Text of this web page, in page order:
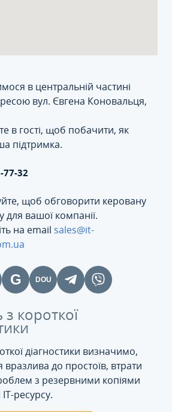
в центральній частині
вул. Євгена Коновальця,
в гості, щоб побачити, як
підтримка.
77-32
щоб обговорити керовану
для вашої компанії.
на email sales@it-
з короткої
діагностики визначимо,
вразлива до простоїв, втрати
з резервними копіями
ресурсу.